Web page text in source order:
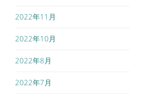
2022年11月
2022年10月
2022年8月
2022年7月